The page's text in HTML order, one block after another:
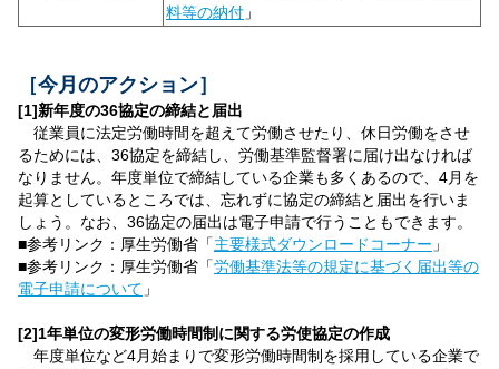
料等の納付 」
［今月のアクション］
[1]新年度の36協定の締結と届出
従業員に法定労働時間を超えて労働させたり、休日労働をさせ
るためには、36協定を締結し、労働基準監督署に届け出なければ
なりません。年度単位で締結している企業も多くあるので、4月を
起算としているところでは、忘れずに協定の締結と届出を行いま
しょう。なお、36協定の届出は電子申請で行うこともできます。
■参考リンク：厚生労働省「主要様式ダウンロードコーナー 」
■参考リンク：厚生労働省「労働基準法等の規定に基づく届出等の
電子申請について 」
[2]1年単位の変形労働時間制に関する労使協定の作成
年度単位など4月始まりで変形労働時間制を採用している企業で